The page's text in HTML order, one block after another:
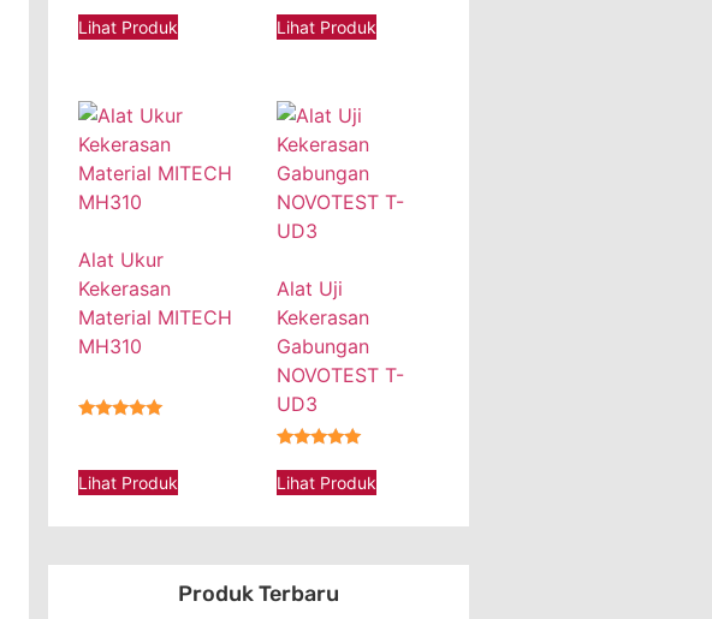
Lihat Produk Lihat Produk
Alat Ukur
Kekerasan
Material MITECH
MH310
Lihat Produk
Alat Uji
Kekerasan
Gabungan
NOVOTEST T-
UD3
Lihat Produk
Produk Terbaru